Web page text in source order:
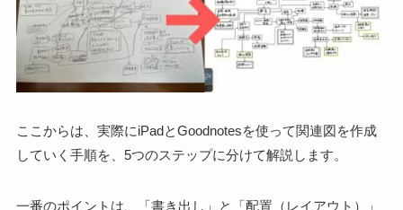
ここからは、実際にiPadとGoodnotesを使って関連図を作成
していく手順を、 5つのステップに分けて解説します。
一番のポイントは、
「書き出し」と「配置（レイアウト）」